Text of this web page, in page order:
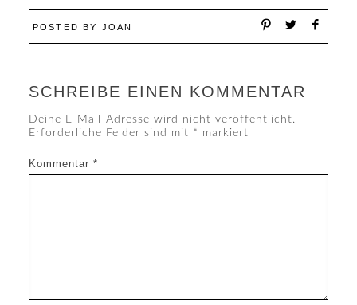
POSTED BY JOAN
SCHREIBE EINEN KOMMENTAR
Deine E-Mail-Adresse wird nicht veröffentlicht.
Erforderliche Felder sind mit * markiert
Kommentar *